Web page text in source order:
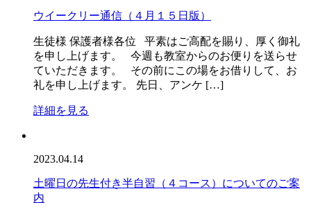
ウイークリー通信（４月１５日版）
生徒様 保護者様各位 平素はご高配を賜り、厚く御礼
を申し上げます。 今週も教室からのお便りを送らせ
ていただきます。 その前にこの場をお借りして、お
礼を申し上げます。 先日、アンケ […]
詳細を見る
2023.04.14
土曜日の先生付き半自習（４コース）についてのご案
内